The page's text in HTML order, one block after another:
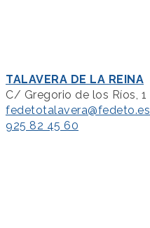
TALAVERA DE LA REINA
C/ Gregorio de los Ríos, 1
fedetotalavera@fedeto.es
925 82 45 60